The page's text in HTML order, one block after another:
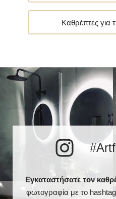
Καθρέπτες για
Εγκαταστήσατε τον
φωτογραφία με το hashtag